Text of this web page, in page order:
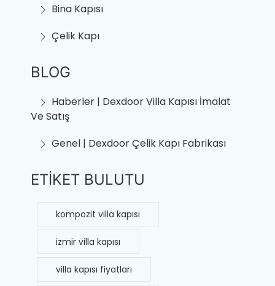
Bina Kapısı
Çelik Kapı
BLOG
Haberler | Dexdoor Villa Kapısı İmalat
Ve Satış
Genel | Dexdoor Çelik Kapı Fabrikası
ETİKET BULUTU
kompozit villa kapısı
izmir villa kapısı
villa kapısı fiyatları